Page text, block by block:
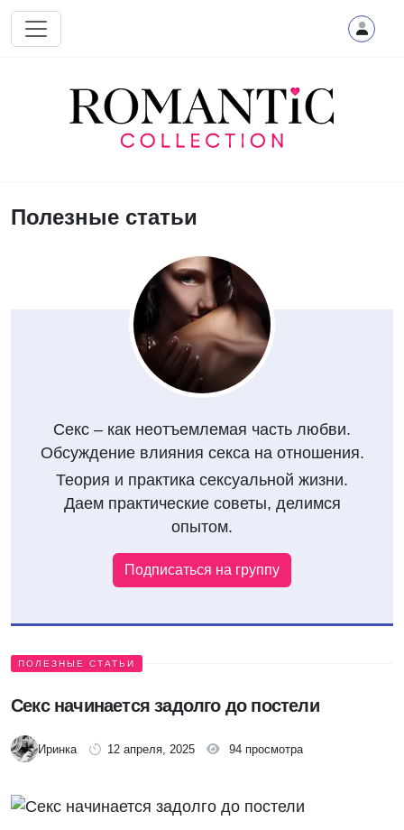
Перейти к основному содержанию
Полезные статьи
Секс – как неотъемлемая часть любви.
Обсуждение влияния секса на отношения.
Теория и практика сексуальной жизни.
Даем практические советы, делимся
опытом.
Подписаться на группу
ПОЛЕЗНЫЕ СТАТЬИ
Секс начинается задолго до постели
Иринка 12 апреля, 2025 94 просмотра